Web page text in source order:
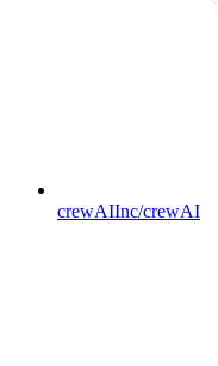
crewAIInc/crewAI